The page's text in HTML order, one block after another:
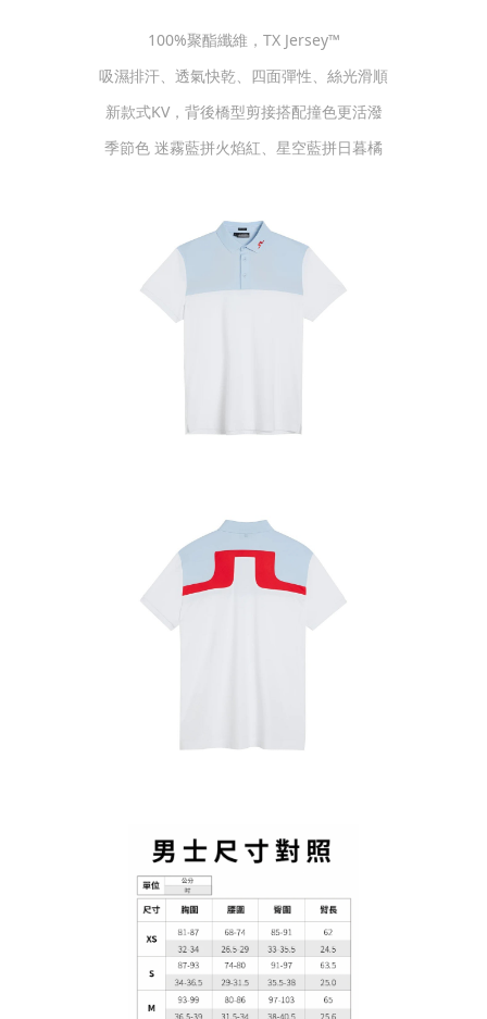
100%聚酯纖維，TX Jersey™
吸濕排汗、透氣快乾、四面彈性、絲光滑順
新款式KV，背後橋型剪接搭配撞色更活潑
季節色 迷霧藍拼火焰紅、星空藍拼日暮橘